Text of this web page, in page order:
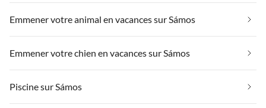
Emmener votre animal en vacances sur Sámos
Emmener votre chien en vacances sur Sámos
Piscine sur Sámos